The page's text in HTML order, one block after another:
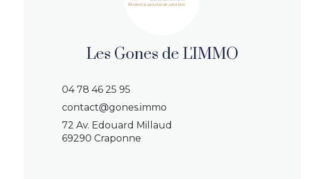
Les Gones de L'IMMO
04 78 46 25 95
contact@gones.immo
72 Av. Edouard Millaud
69290 Craponne